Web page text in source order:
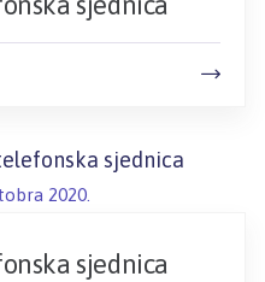
sjednica
2020.
sjednica